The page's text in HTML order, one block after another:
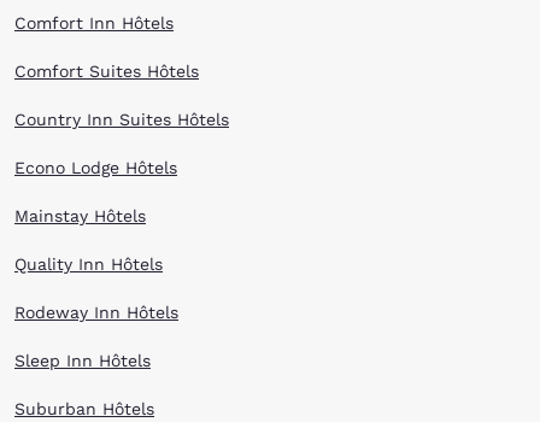
Comfort Inn Hôtels
Comfort Suites Hôtels
Country Inn Suites Hôtels
Econo Lodge Hôtels
Mainstay Hôtels
Quality Inn Hôtels
Rodeway Inn Hôtels
Sleep Inn Hôtels
Suburban Hôtels